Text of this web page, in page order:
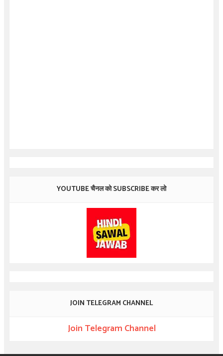
YOUTUBE चैनल को SUBSCRIBE कर लो
JOIN TELEGRAM CHANNEL
Join Telegram Channel